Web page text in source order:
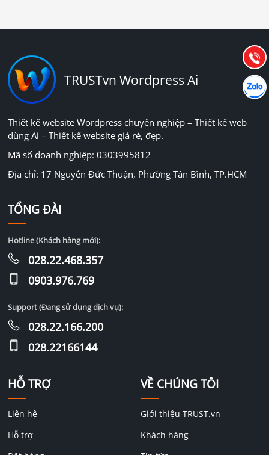
TRUSTvn Wordpress Ai
Thiết kế website Wordpress chuyên nghiệp – Thiết kế web
dùng Ai – Thiết kế website giá rẻ, đẹp.
Mã số doanh nghiệp: 0303995812
Địa chỉ: 17 Nguyễn Đức Thuận, Phường Tân Bình, TP.HCM
HỖ TRỢ
Liên hệ
Hỗ trợ
VỀ CHÚNG TÔI
Giới thiệu TRUST.vn
Khách hàng
TỔNG ĐÀI
Hotline (Khách hàng mới):
028.22.468.357
0903.976.769
Support (Đang sử dụng dịch vụ):
028.22.166.200
028.22166144
Gọi
Hướng dẫn & Hỗ trợ:
(028) 22.166.144
Chát
Hợp tác